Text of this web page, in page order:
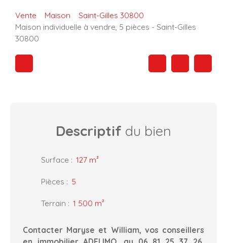
Vente Maison
Saint-Gilles 30800
Maison individuelle à vendre, 5 pièces - Saint-Gilles
30800
Descriptif du bien
Surface : 127 m²
Pièces : 5
Terrain : 1 500 m²
Contacter Maryse et William, vos conseillers